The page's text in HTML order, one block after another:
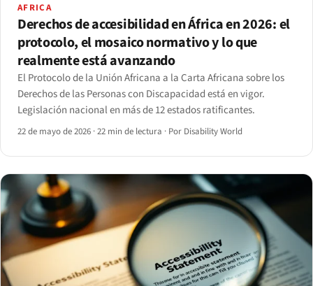
AFRICA
Derechos de accesibilidad en África en 2026: el
protocolo, el mosaico normativo y lo que
realmente está avanzando
El Protocolo de la Unión Africana a la Carta Africana sobre los
Derechos de las Personas con Discapacidad está en vigor.
Legislación nacional en más de 12 estados ratificantes.
22 de mayo de 2026 ·22 min de lectura · Por Disability World